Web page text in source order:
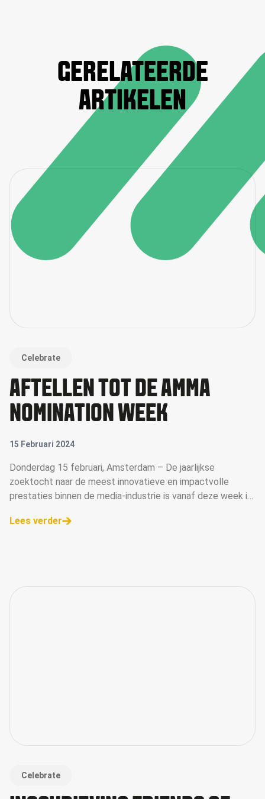
GERELATEERDE
ARTIKELEN
Celebrate
AFTELLEN TOT DE AMMA
NOMINATION WEEK
15 Februari 2024
Donderdag 15 februari, Amsterdam – De jaarlijkse
zoektocht naar de meest innovatieve en impactvolle
prestaties binnen de media-industrie is vanaf deze week in
Media Awards (AMMA Awards) is verstreken. Met de
Lees verder
Celebrate